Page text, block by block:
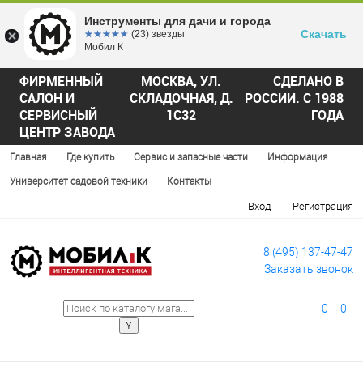
ФИРМЕННЫЙ
САЛОН И
СЕРВИСНЫЙ
ЦЕНТР ЗАВОДА
МОСКВА, УЛ.
СКЛАДОЧНАЯ, Д.
1С32
СДЕЛАНО В
РОССИИ. С 1988
ГОДА
Главная Где купить Сервис и запасные части Информация
Университет садовой техники Контакты
Вход Регистрация
8 (495) 137-47-47
Заказать звонок
0 0
Инструменты для дачи и города
☆☆☆☆☆
★★★★★ (23) звезды
Мобил К
Скачать